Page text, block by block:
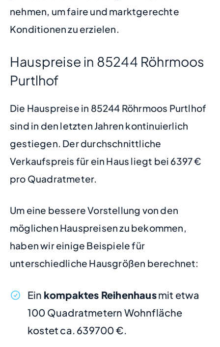
nehmen, um faire und marktgerechte
Konditionen zu erzielen.
Hauspreise in 85244 Röhrmoos
Purtlhof
Die Hauspreise in 85244 Röhrmoos Purtlhof
sind in den letzten Jahren kontinuierlich
gestiegen. Der durchschnittliche
Verkaufspreis für ein Haus liegt bei 6397 €
pro Quadratmeter.
Um eine bessere Vorstellung von den
möglichen Hauspreisen zu bekommen,
haben wir einige Beispiele für
unterschiedliche Hausgrößen berechnet:
Ein kompaktes Reihenhausmit etwa
100 Quadratmetern Wohnfläche
kostet ca. 639700 €.